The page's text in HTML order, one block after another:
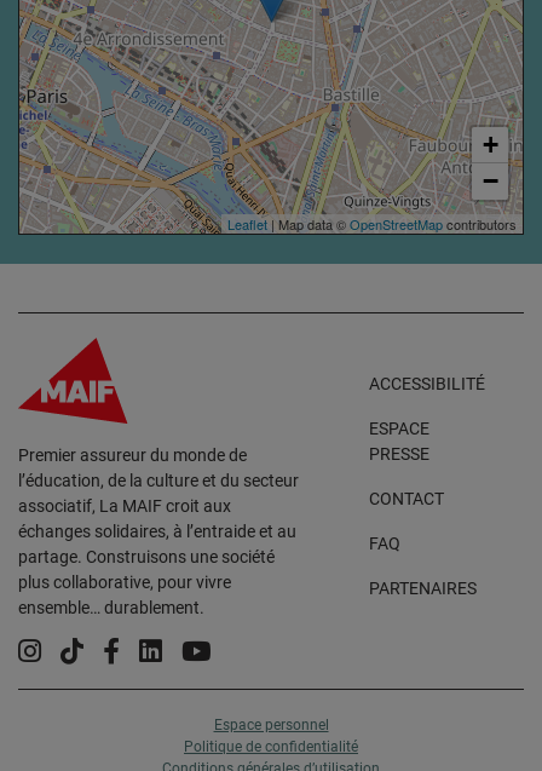
+
−
Leaflet | Map data ©OpenStreetMapcontributors
Premier assureur du monde de
l’éducation, de la culture et du secteur
associatif, La MAIF croit aux
échanges solidaires, à l’entraide et au
partage. Construisons une société
plus collaborative, pour vivre
ensemble… durablement.
ACCESSIBILITÉ
ESPACE
PRESSE
CONTACT
FAQ
PARTENAIRES
Instagram
TiktokFacebook
LinkedinYouTube
Espace personnel
Politique de confidentialité